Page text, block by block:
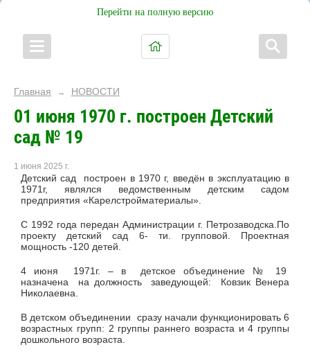
Перейти на полную версию
Главная → НОВОСТИ
01 июня 1970 г. построен Детский
сад № 19
1 июня 2025 г.
Детский сад построен в 1970 г, введён в эксплуатацию в
1971г, являлся ведомственным детским садом
предприятия «Карелстройматериалы».
С 1992 года передан Администрации г. Петрозаводска.По
проекту детский сад 6- ти. групповой. Проектная
мощность -120 детей.
4 июня 1971г. – в детское объединение № 19
назначена на должность заведующей: Ковзик Венера
Николаевна.
В детском объединении сразу начали функционировать 6
возрастных групп: 2 группы раннего возраста и 4 группы
дошкольного возраста.